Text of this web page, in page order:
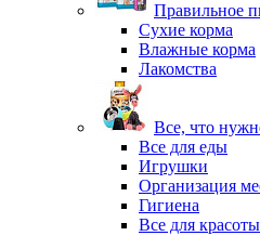
Правильное
Сухие корма
Влажные корма
Лакомства
Все, что
Все для еды
Игрушки
Организация
Гигиена
Все для